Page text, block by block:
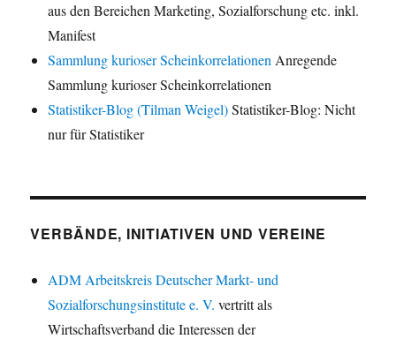
aus den Bereichen Marketing, Sozialforschung etc. inkl.
Manifest
Sammlung kurioser Scheinkorrelationen Anregende
Sammlung kurioser Scheinkorrelationen
Statistiker-Blog (Tilman Weigel)Statistiker-Blog: Nicht
nur für Statistiker
VERBÄNDE, INITIATIVEN UND VEREINE
ADM Arbeitskreis Deutscher Markt- und
Sozialforschungsinstitute e. V. vertritt als
Wirtschaftsverband die Interessen der